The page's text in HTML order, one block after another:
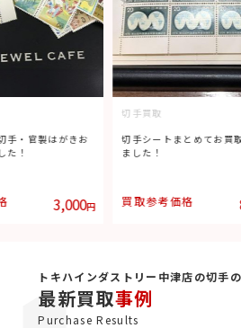
手・官製はがきお
た！
3,000円
切手買取
切手シートまとめてお買
ました！
買取参考価格
トキハインダストリー中津店の切手の
最新買取事例
Purchase Results